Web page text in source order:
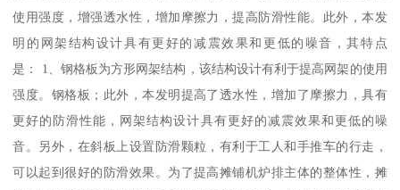
使用强度，增强透水性，增加摩擦力，提高防滑性能。此外，本发
明的网架结构设计具有更好的减震效果和更低的噪音，其特点
是： 1、钢格板为方形网架结构，该结构设计有利于提高网架的使用
强度。钢格板；此外，本发明提高了透水性，增加了摩擦力，具有
更好的防滑性能，网架结构设计具有更好的减震效果和更低的噪
音。另外，在斜板上设置防滑颗粒，有利于工人和手推车的行走，
可以起到很好的防滑效果。为了提高摊铺机炉排主体的整体性，摊